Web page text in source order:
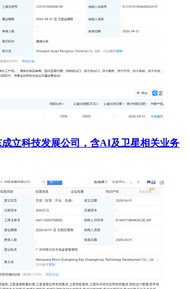
立科技发展公司，含AI及卫星相关业务